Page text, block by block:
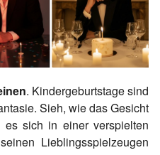
. Kindergeburtstage sind
Sieh, wie das Gesicht
sich in einer verspielten
Lieblingsspielzeugen